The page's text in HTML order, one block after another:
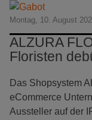
Montag, 10. August
ALZURA
Floristen
Das Shopsystem
eCommerce
Aussteller auf der